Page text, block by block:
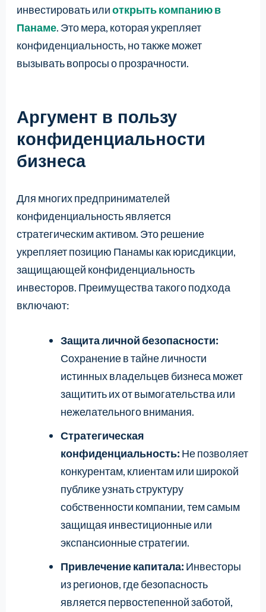
инвестировать илиоткрыть компанию в
Панаме. Это мера, которая укрепляет
конфиденциальность, но также может
вызывать вопросы о прозрачности.
Аргумент в пользу
конфиденциальности
бизнеса
Для многих предпринимателей
конфиденциальность является
стратегическим активом. Это решение
укрепляет позицию Панамы как юрисдикции,
защищающей конфиденциальность
инвесторов. Преимущества такого подхода
включают:
Защита личной безопасности:
Сохранение в тайне личности
истинных владельцев бизнеса может
защитить их от вымогательства или
нежелательного внимания.
Стратегическая
конфиденциальность: Не позволяет
конкурентам, клиентам или широкой
публике узнать структуру
собственности компании, тем самым
защищая инвестиционные или
экспансионные стратегии.
Привлечение капитала: Инвесторы
из регионов, где безопасность
является первостепенной заботой,